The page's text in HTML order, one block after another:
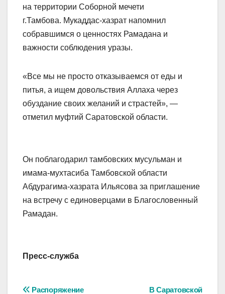
на территории Соборной мечети
г.Тамбова. Мукаддас-хазрат напомнил
собравшимся о ценностях Рамадана и
важности соблюдения уразы.
«Все мы не просто отказываемся от еды и
питья, а ищем довольствия Аллаха через
обуздание своих желаний и страстей», —
отметил муфтий Саратовской области.
Он поблагодарил тамбовских мусульман и
имама-мухтасиба Тамбовской области
Абдурагима-хазрата Ильясова за приглашение
на встречу с единоверцами в Благословенный
Рамадан.
Пресс-служба
В Саратовской
Распоряжение